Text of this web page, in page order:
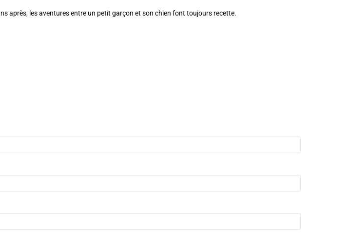
après, les aventures entre un petit garçon et son chien font toujours recette.